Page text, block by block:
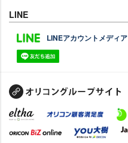
LINE
LINEアカウントメディア